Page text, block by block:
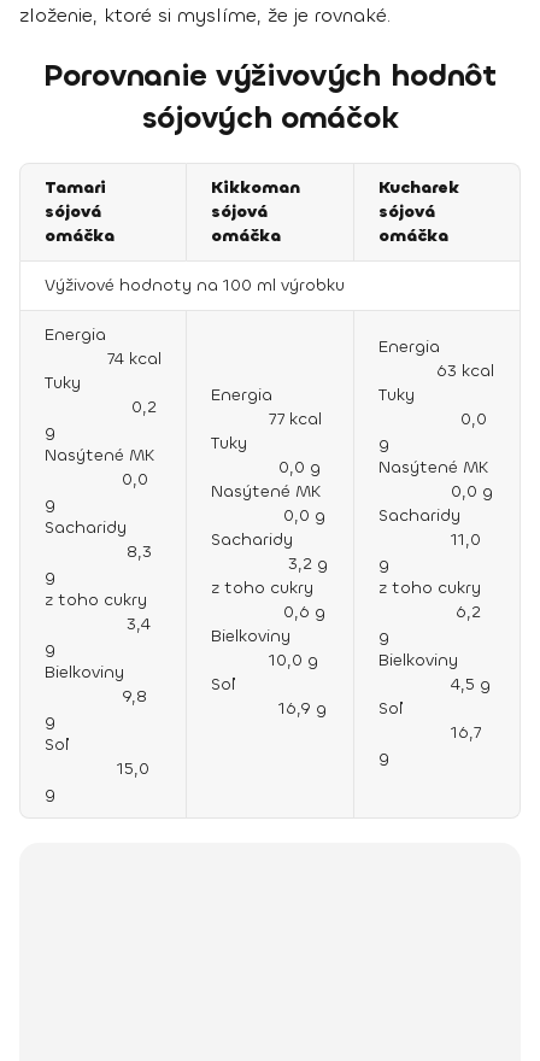
zloženie, ktoré si myslíme, že je rovnaké.
Porovnanie výživových hodnôt
sójových omáčok
Tamari
sójová
omáčka
Kikkoman
sójová
omáčka
Kucharek
sójová
omáčka
Výživové hodnoty na 100 ml výrobku
Energia
74 kcal
Tuky
0,2
g
Nasýtené MK
0,0
g
Sacharidy
8,3
g
z toho cukry
3,4
g
Bielkoviny
9,8
g
Soľ
15,0
g
Energia
77 kcal
Tuky
0,0 g
Nasýtené MK
0,0 g
Sacharidy
3,2 g
z toho cukry
0,6 g
Bielkoviny
10,0 g
Soľ
16,9 g
Energia
63 kcal
Tuky
0,0
g
Nasýtené MK
0,0 g
Sacharidy
11,0
g
z toho cukry
6,2
g
Bielkoviny
4,5 g
Soľ
16,7
g